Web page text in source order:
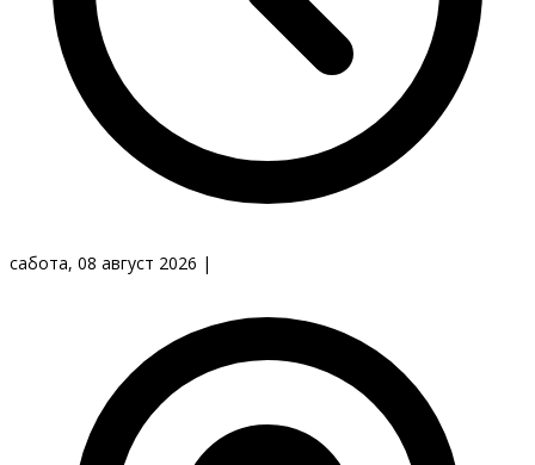
сабота, 08 август 2026 |